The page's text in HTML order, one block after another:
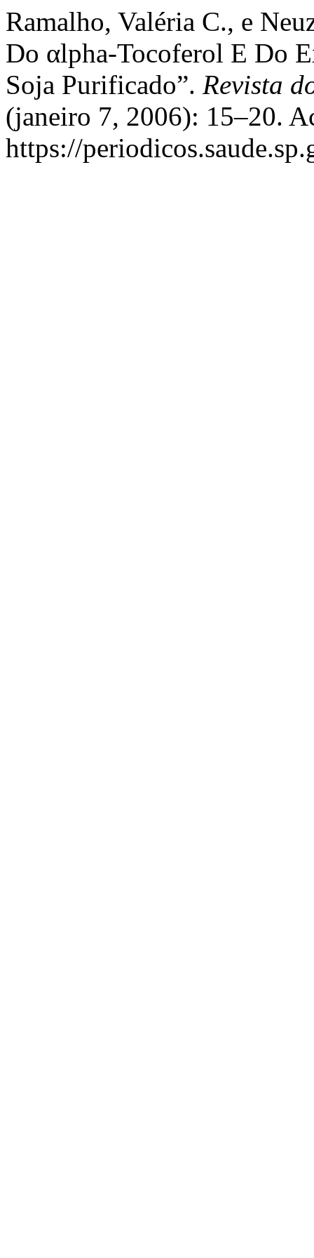
Ramalho, Valéria C., e
Do αlpha-Tocoferol E Do
Soja Purificado”. Revista
(janeiro 7, 2006): 15–20.
https://